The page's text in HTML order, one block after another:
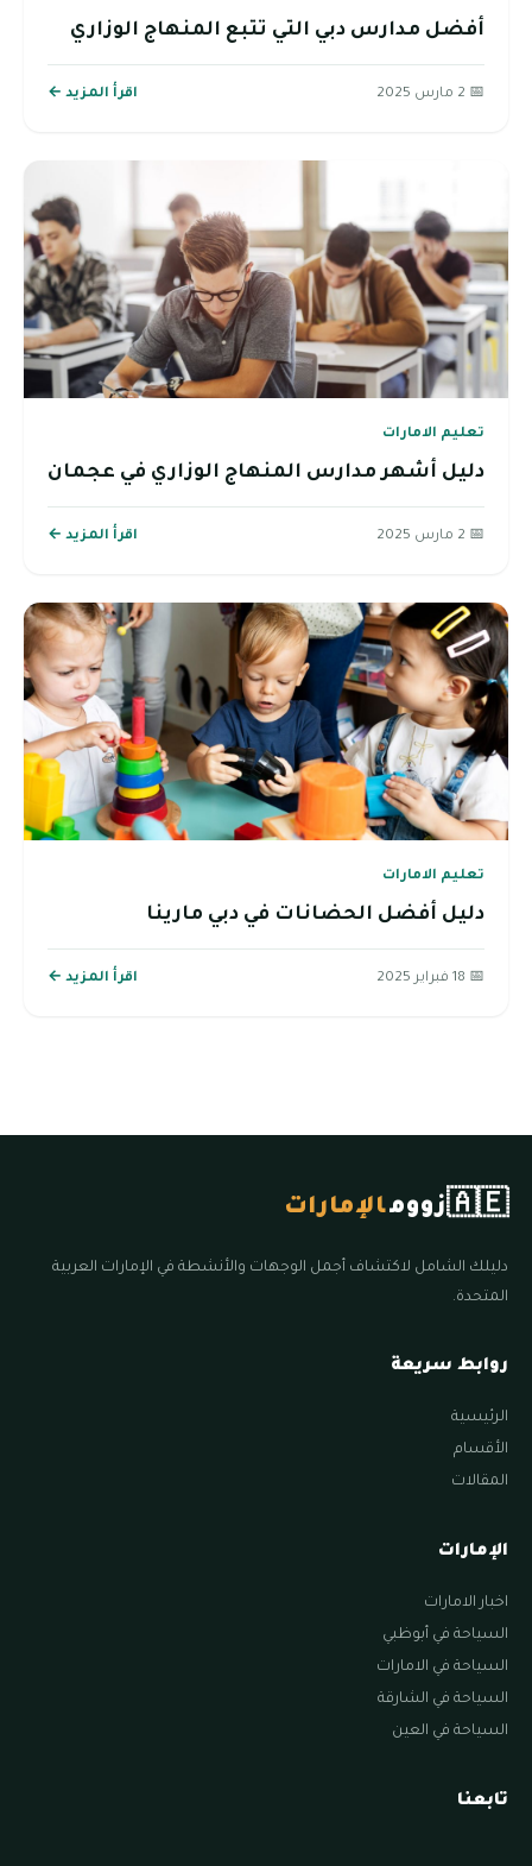
أفضل مدارس دبي التي تتبع المنهاج الوزاري
📅 2 مارس 2025 اقرأ المزيد ←
تعليم الامارات
دليل أشهر مدارس المنهاج الوزاري في عجمان
📅 2 مارس 2025 اقرأ المزيد ←
تعليم الامارات
دليل أفضل الحضانات في دبي مارينا
📅 18 فبراير 2025 اقرأ المزيد ←
🇦🇪زوومالإمارات
دليلك الشامل لاكتشاف أجمل الوجهات والأنشطة في الإمارات العربية
المتحدة.
روابط سريعة
الرئيسية
الأقسام
المقالات
الإمارات
اخبار الامارات
السياحة في أبوظبي
السياحة في الامارات
السياحة في الشارقة
السياحة في العين
تابعنا